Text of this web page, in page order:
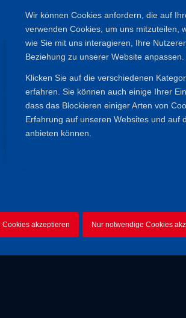
Wir können Cookies anfordern, die auf
verwenden Cookies, um uns mitzuteilen,
wie Sie mit uns interagieren, Ihre
Beziehung zu unserer Website anpassen.
Klicken Sie auf die verschiedenen
erfahren. Sie können auch einige Ihrer
dass das Blockieren einiger Arten von
Erfahrung auf unseren Websites und auf
anbieten können.
Cookies akzeptieren Nur notwendige Cookies
Spessart
Wanderverband